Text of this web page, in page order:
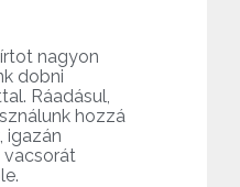
nagyon
dobni
Ráadásul,
hozzá
igazán
vacsorát